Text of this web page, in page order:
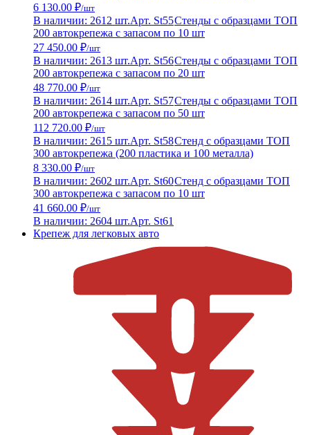
6 130.00 ₽/шт
В наличии: 2612 шт.Арт. St55Стенды с образцами ТОП
200 автокрепежа с запасом по 10 шт
27 450.00 ₽/шт
В наличии: 2613 шт.Арт. St56Стенды с образцами ТОП
200 автокрепежа с запасом по 20 шт
48 770.00 ₽/шт
В наличии: 2614 шт.Арт. St57Стенды с образцами ТОП
200 автокрепежа с запасом по 50 шт
112 720.00 ₽/шт
В наличии: 2615 шт.Арт. St58Стенд с образцами ТОП
300 автокрепежа (200 пластика и 100 металла)
8 330.00 ₽/шт
В наличии: 2602 шт.Арт. St60Стенд с образцами ТОП
300 автокрепежа с запасом по 10 шт
41 660.00 ₽/шт
В наличии: 2604 шт.Арт. St61
Крепеж для легковых авто